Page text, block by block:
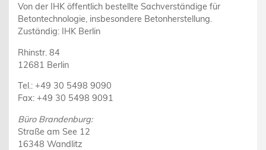
Von der IHK öffentlich bestellte Sachverständige für
Betontechnologie, insbesondere Betonherstellung.
Zuständig: IHK Berlin
Rhinstr. 84
12681 Berlin
Tel.: +49 30 5498 9090
Fax: +49 30 5498 9091
Büro Brandenburg:
Straße am See 12
16348 Wandlitz